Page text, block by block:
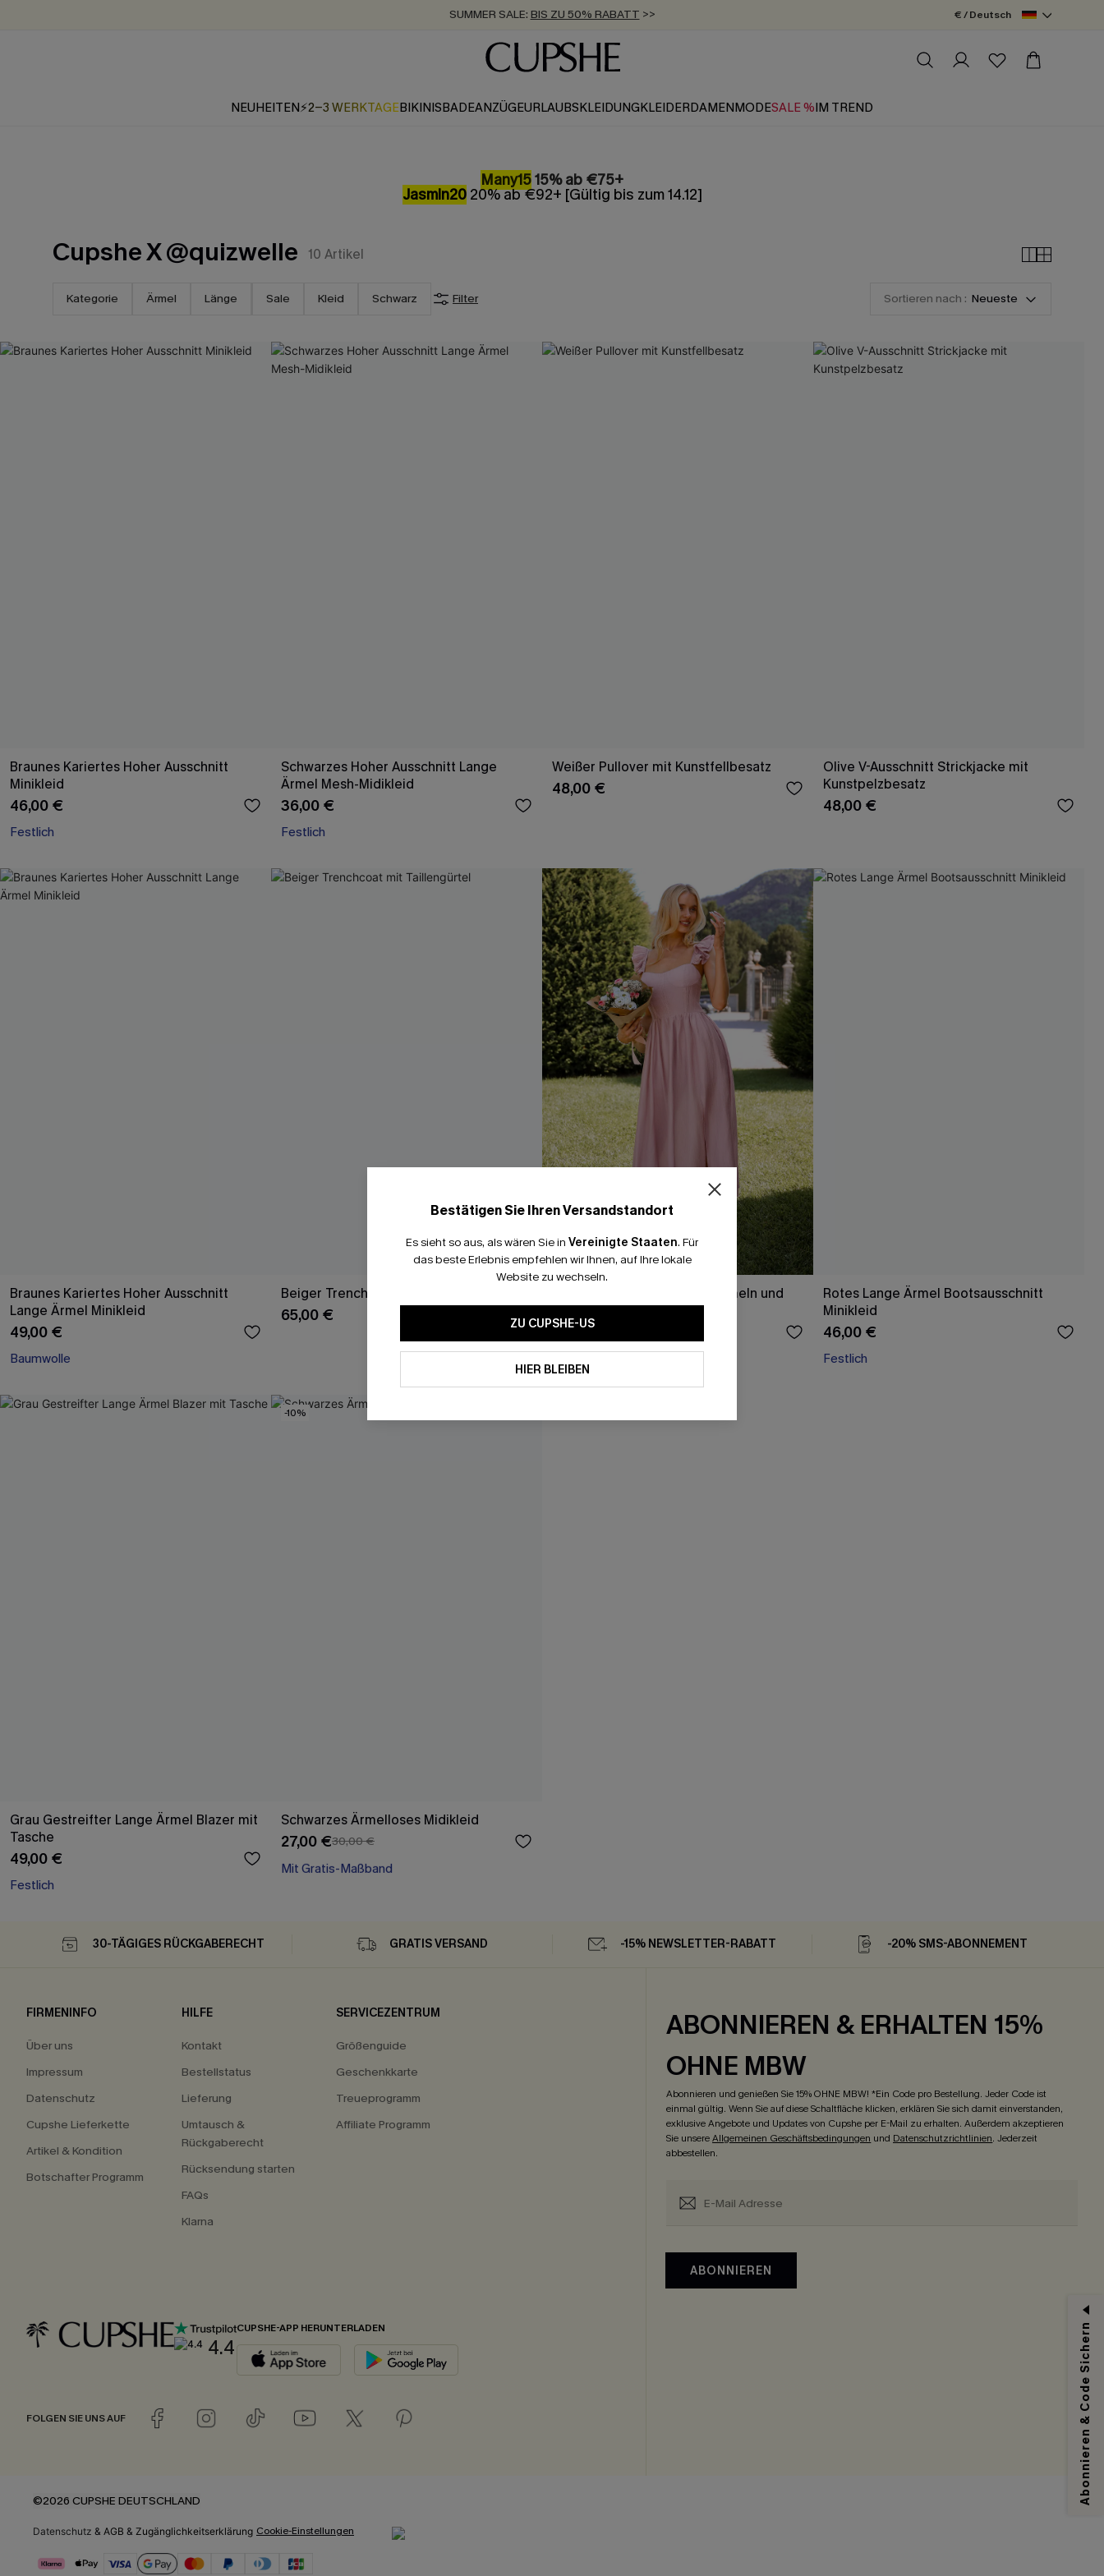
SUMMER SALE: BIS ZU 50% RABATT >>
ZUM NEWSLETTER:BIS ZU -20% EXTRA ERHALTEN
KOSTENLOSER VERSAND AB 89 €
€ / Deutsch
NEUHEITEN⚡2-3 WERKTAGEBIKINISBADEANZÜGEURLAUBSKLEIDUNGKLEIDERDAMENMODESALE %IM TREND
Many1515% ab €75+
Jasmin2020% ab €92+ [Gültig bis zum 14.12]
Cupshe X @quizwelle 10 Artikel
Kategorie Ärmel Länge Sale Kleid Schwarz Filter Sortieren nach : Neueste
Braunes Kariertes Hoher Ausschnitt
Minikleid
46,00 €
Festlich
Schwarzes Hoher Ausschnitt Lange
Ärmel Mesh-Midikleid
36,00 €
Festlich
Weißer Pullover mit Kunstfellbesatz
48,00 €
Olive V-Ausschnitt Strickjacke mit
Kunstpelzbesatz
48,00 €
Braunes Kariertes Hoher Ausschnitt
Lange Ärmel Minikleid
49,00 €
Baumwolle
Beiger Trenchcoat mit Taillengürtel
65,00 €
Pink Midikleid mit Rüschenärmeln und
Seitenschlitz
51,00 €
Rotes Lange Ärmel Bootsausschnitt
Minikleid
46,00 €
Festlich
Grau Gestreifter Lange Ärmel Blazer mit
Tasche
49,00 €
Festlich
-10%
Schwarzes Ärmelloses Midikleid
27,00 €30,00 €
Mit Gratis-Maßband
Bestätigen Sie Ihren Versandstandort
Es sieht so aus, als wären Sie in Vereinigte Staaten. Für
das beste Erlebnis empfehlen wir Ihnen, auf Ihre lokale
Website zu wechseln.
ZU CUPSHE-US
HIER BLEIBEN
30-TÄGIGES RÜCKGABERECHT GRATIS VERSAND -15% NEWSLETTER-RABATT -20% SMS-ABONNEMENT
FIRMENINFO
Über uns
Impressum
Datenschutz
Cupshe Lieferkette
Artikel & Kondition
Botschafter Programm
HILFE
Kontakt
Bestellstatus
Lieferung
Umtausch &
Rückgaberecht
Rücksendung starten
FAQs
Klarna
SERVICEZENTRUM
Größenguide
Geschenkkarte
Treueprogramm
Affiliate Programm
4.4
CUPSHE-APP HERUNTERLADEN
FOLGEN SIE UNS AUF
ABONNIEREN & ERHALTEN 15%
OHNE MBW
Abonnieren und genießen Sie 15% OHNE MBW! *Ein Code pro Bestellung. Jeder Code ist
einmal gültig. Wenn Sie auf diese Schaltfläche klicken, erklären Sie sich damit einverstanden,
exklusive Angebote und Updates von Cupshe per E-Mail zu erhalten. Außerdem akzeptieren
Sie unsereAllgemeinen Geschäftsbedingungen und Datenschutzrichtlinien. Jederzeit
abbestellen.
ABONNIEREN
©2026 CUPSHE DEUTSCHLAND
Datenschutz & AGB & Zugänglichkeitserklärung Cookie-Einstellungen
Abonnieren & Code Sichern